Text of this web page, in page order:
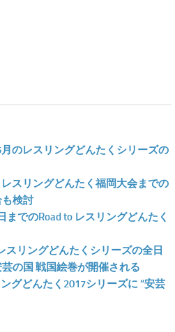
のレスリングどんたくシリーズの
スリングどんたく福岡大会までの
検討
までのRoad to レスリングどんたく
スリングどんたくシリーズの全日
の国 戦国絵巻が開催される
グどんたく2017シリーズに “安芸